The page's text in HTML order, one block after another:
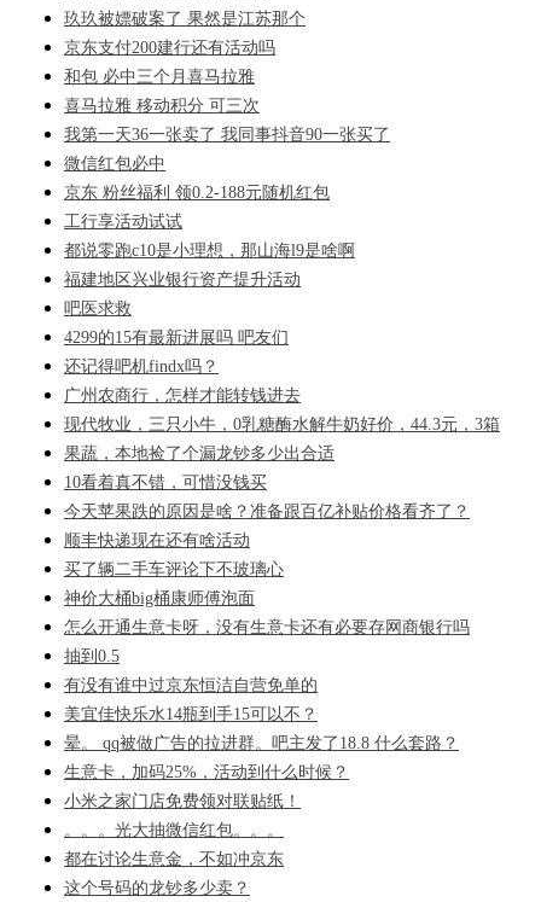
玖玖被嫖破案了 果然是江苏那个
京东支付200建行还有活动吗
和包 必中三个月喜马拉雅
喜马拉雅 移动积分 可三次
我第一天36一张卖了 我同事抖音90一张买了
微信红包必中
京东 粉丝福利 领0.2-188元随机红包
工行享活动试试
都说零跑c10是小理想，那山海l9是啥啊
福建地区兴业银行资产提升活动
吧医求救
4299的15有最新进展吗 吧友们
还记得吧机findx吗？
广州农商行，怎样才能转钱进去
现代牧业，三只小牛，0乳糖酶水解牛奶好价，44.3元，3箱
果蔬，本地捡了个漏龙钞多少出合适
10看着真不错，可惜没钱买
今天苹果跌的原因是啥？准备跟百亿补贴价格看齐了？
顺丰快递现在还有啥活动
买了辆二手车评论下不玻璃心
神价大桶big桶康师傅泡面
怎么开通生意卡呀，没有生意卡还有必要存网商银行吗
抽到0.5
有没有谁中过京东恒洁自营免单的
美宜佳快乐水14瓶到手15可以不？
晕。 qq被做广告的拉进群。吧主发了18.8 什么套路？
生意卡，加码25%，活动到什么时候？
小米之家门店免费领对联贴纸！
。。。光大抽微信红包。。。
都在讨论生意金，不如冲京东
这个号码的龙钞多少卖？